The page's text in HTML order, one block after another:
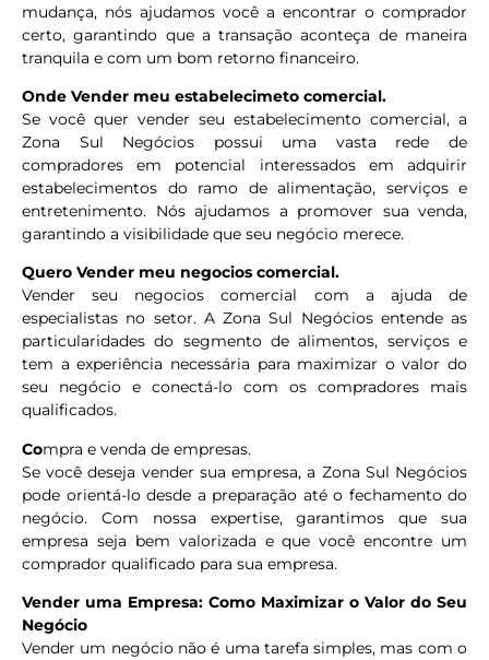
mudança, nós ajudamos você a encontrar o comprador
certo, garantindo que a transação aconteça de maneira
tranquila e com um bom retorno financeiro.
Onde Vender meu estabelecimeto comercial.
Se você quer vender seu estabelecimento comercial, a
Zona Sul Negócios possui uma vasta rede de
compradores em potencial interessados em adquirir
estabelecimentos do ramo de alimentação, serviços e
entretenimento. Nós ajudamos a promover sua venda,
garantindo a visibilidade que seu negócio merece.
Quero Vender meu negocios comercial.
Vender seu negocios comercial com a ajuda de
especialistas no setor. A Zona Sul Negócios entende as
particularidades do segmento de alimentos, serviços e
tem a experiência necessária para maximizar o valor do
seu negócio e conectá-lo com os compradores mais
qualificados.
Compra e venda de empresas.
Se você deseja vender sua empresa, a Zona Sul Negócios
pode orientá-lo desde a preparação até o fechamento do
negócio. Com nossa expertise, garantimos que sua
empresa seja bem valorizada e que você encontre um
comprador qualificado para sua empresa.
Vender uma Empresa: Como Maximizar o Valor do Seu
Negócio
Vender um negócio não é uma tarefa simples, mas com o